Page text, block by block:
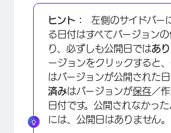
ヒント：
左側のサイドバー
る日付はすべてバージョン
り、必ずしも公開日ではあ
ージョンをクリックすると、
はバージョンが公開された
済みはバージョンが保存／
日付です。公開されなかっ
には、公開日はありません。